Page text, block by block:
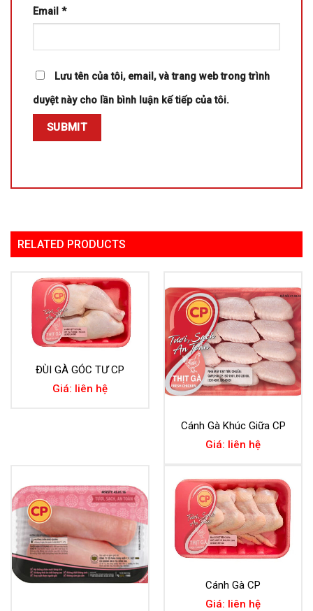
Email *
Lưu tên của tôi, email, và trang web trong trình
duyệt này cho lần bình luận kế tiếp của tôi.
RELATED PRODUCTS
ĐÙI GÀ GÓC TƯ CP
Giá: liên hệ
Cánh Gà Khúc Giữa CP
Giá: liên hệ
Cánh Gà CP
Giá: liên hệ